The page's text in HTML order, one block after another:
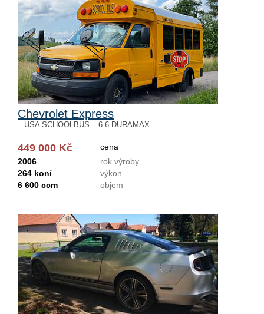
Chevrolet Express
– USA SCHOOLBUS – 6.6 DURAMAX
449 000 Kč
cena
2006
rok výroby
264 koní
výkon
6 600 ccm
objem